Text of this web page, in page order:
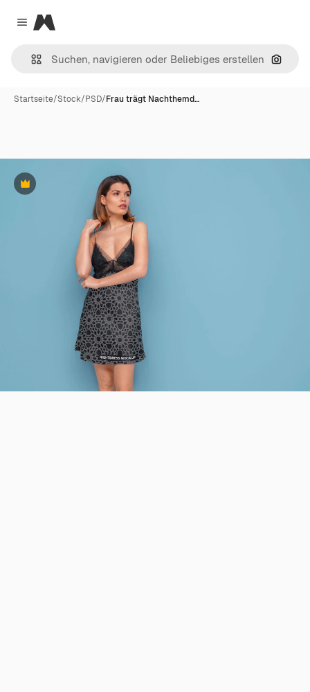
Close menu
Magnific
Nach
Startseite/Stock/PSD/Frau trägt Nachthemd…
Premium